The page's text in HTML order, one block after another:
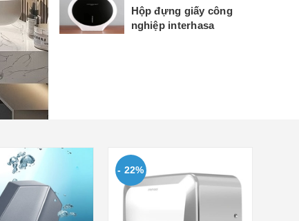
Hộp đựng giấy công
nghiệp interhasa
- 22%